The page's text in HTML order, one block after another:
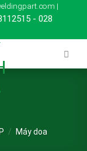
|
- 028
/ Máy doa